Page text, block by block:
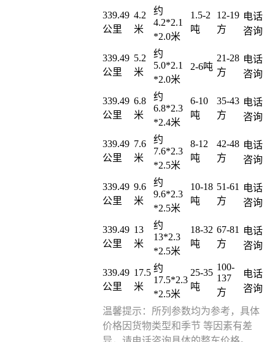
339.49
公里
4.2
米
约
4.2*2.1
*2.0米
1.5-2
吨
12-19
方
电话
咨询
339.49
公里
5.2
米
约
5.0*2.1
*2.0米
2-6吨
21-28
方
电话
咨询
339.49
公里
6.8
米
约
6.8*2.3
*2.4米
6-10
吨
35-43
方
电话
咨询
339.49
公里
7.6
米
约
7.6*2.3
*2.5米
8-12
吨
42-48
方
电话
咨询
339.49
公里
9.6
米
约
9.6*2.3
*2.5米
10-18
吨
51-61
方
电话
咨询
339.49
公里
13
米
约
13*2.3
*2.5米
18-32
吨
67-81
方
电话
咨询
339.49
公里
17.5
米
约
17.5*2.3
*2.5米
25-35
吨
100-
137
方
电话
咨询
温馨提示：所列参数均为参考，具体
价格因货物类型和季节 等因素有差